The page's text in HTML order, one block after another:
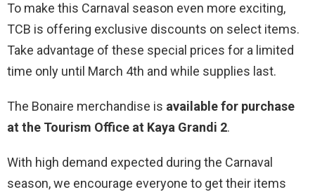
To make this Carnaval season even more exciting,
TCB is offering exclusive discounts on select items.
Take advantage of these special prices for a limited
time only until March 4th and while supplies last.
The Bonaire merchandise is available for purchase
at the Tourism Office at Kaya Grandi 2.
With high demand expected during the Carnaval
season, we encourage everyone to get their items